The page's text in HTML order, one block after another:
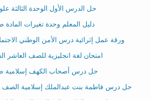
حل الدرس الأول الوحدة الثالثة
دليل المعلم وحدة تغيرات
ورقة عمل إثرائية درس الأمن الوطني
امتحان لغة انجليزية للصف العاشر
حل درس أصحاب الكهف إسلامية
حل درس فاطمة بنت عبدالملك إسلامية الصف